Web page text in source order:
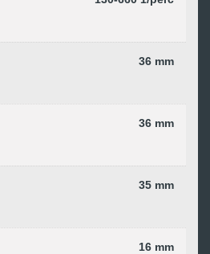
36 mm
36 mm
35 mm
16 mm